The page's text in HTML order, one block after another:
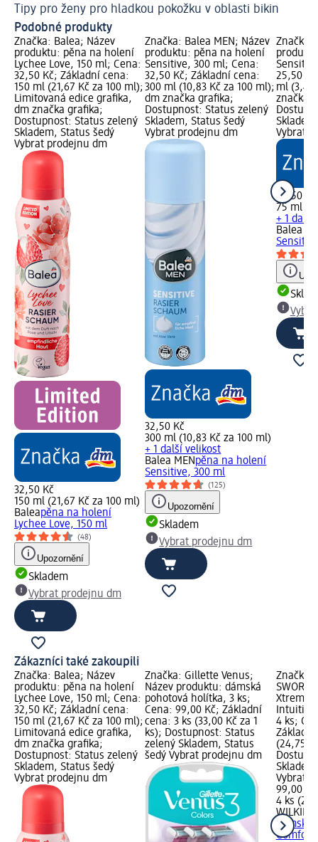
Tipy pro ženy pro hladkou pokožku v oblasti bikin
Podobné produkty
Značka: Balea; Název
produktu: pěna na holení
Lychee Love, 150 ml; Cena:
32,50 Kč; Základní cena:
150 ml (21,67 Kč za 100 ml);
Limitovaná edice grafika,
dm značka grafika;
Dostupnost: Status zelený
Skladem, Status šedý
Vybrat prodejnu dm
32,50 Kč
150 ml (21,67 Kč za 100 ml)
Baleapěna na holení
Lychee Love, 150 ml
(48)
Upozornění
Skladem
Vybrat prodejnu dm
Značka: Balea MEN; Název
produktu: pěna na holení
Sensitive, 300 ml; Cena:
32,50 Kč; Základní cena:
300 ml (10,83 Kč za 100 ml);
dm značka grafika;
Dostupnost: Status zelený
Skladem, Status šedý
Vybrat prodejnu dm
32,50 Kč
300 ml (10,83 Kč za 100 ml)
+ 1 další velikost
Balea MENpěna na holení
Sensitive, 300 ml
(125)
Upozornění
Skladem
Vybrat prodejnu dm
Značka:
25,50
ml (3,40
značka
Vybrat
25,50 Kč
75 ml
+ 1 další
Balea
Zákazníci také zakoupili
Značka: Balea; Název
produktu: pěna na holení
Lychee Love, 150 ml; Cena:
32,50 Kč; Základní cena:
150 ml (21,67 Kč za 100 ml);
Limitovaná edice grafika,
dm značka grafika;
Dostupnost: Status zelený
Skladem, Status šedý
Vybrat prodejnu dm
Značka: Gillette Venus;
Název produktu: dámská
pohotová holítka, 3 ks;
Cena: 99,00 Kč; Základní
cena: 3 ks (33,00 Kč za 1
ks); Dostupnost: Status
zelený Skladem, Status
šedý Vybrat prodejnu dm
Značka:
4 ks;
(24,75
Vybrat
99,00 Kč
4 ks